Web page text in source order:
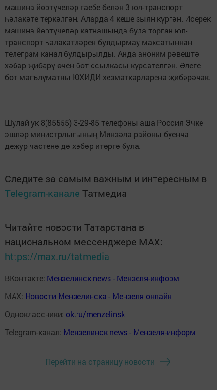
машина йөртүчеләр гаебе белән 3 юл-транспорт
һәлакәте теркәлгән. Аларда 4 кеше зыян күргән. Исерек
машина йөртүчеләр катнашында була торган юл-
транспорт һәлакәтләрен булдырмау максатыннан
телеграм канал булдырылды. Анда аноним рәвештә
хәбәр җибәрү өчен бот ссылкасы күрсәтелгән. Әлеге
бот мәгълүматны ЮХИДИ хезмәткәрләренә җибәрәчәк.
Шулай ук 8(85555) 3-29-85 телефоны аша Россия Эчке
эшләр министрлыгының Минзәлә районы буенча
дежур частенә дә хәбәр итәргә була.
Следите за самым важным и интересным в
Telegram-канале Татмедиа
Читайте новости Татарстана в
национальном мессенджере MАХ:
https://max.ru/tatmedia
ВКонтакте: Мензелинск news - Мензеля-информ
MAX: Новости Мензелинска - Мензеля онлайн
Одноклассники: ok.ru/menzelinsk
Telegram-канал: Мензелинск news - Мензеля-информ
Перейти на страницу новости